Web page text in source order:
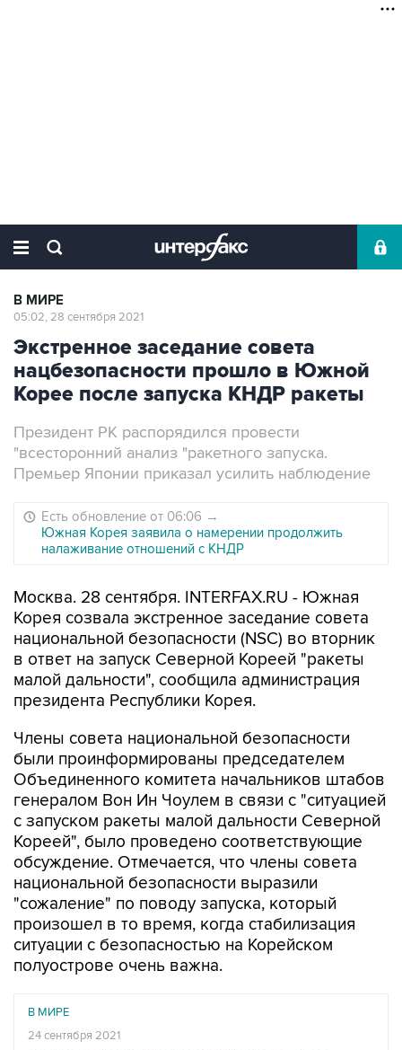
В МИРЕ
05:02, 28 сентября 2021
Экстренное заседание совета
нацбезопасности прошло в Южной
Корее после запуска КНДР ракеты
Президент РК распорядился провести
"всесторонний анализ "ракетного запуска.
Премьер Японии приказал усилить наблюдение
Есть обновление от 06:06 →
Южная Корея заявила о намерении продолжить
налаживание отношений с КНДР
Москва. 28 сентября. INTERFAX.RU - Южная
Корея созвала экстренное заседание совета
национальной безопасности (NSC) во вторник
в ответ на запуск Северной Кореей "ракеты
малой дальности", сообщила администрация
президента Республики Корея.
Члены совета национальной безопасности
были проинформированы председателем
Объединенного комитета начальников штабов
генералом Вон Ин Чоулем в связи с "ситуацией
с запуском ракеты малой дальности Северной
Кореей", было проведено соответствующие
обсуждение. Отмечается, что члены совета
национальной безопасности выразили
"сожаление" по поводу запуска, который
произошел в то время, когда стабилизация
ситуации с безопасностью на Корейском
полуострове очень важна.
В МИРЕ
24 сентября 2021